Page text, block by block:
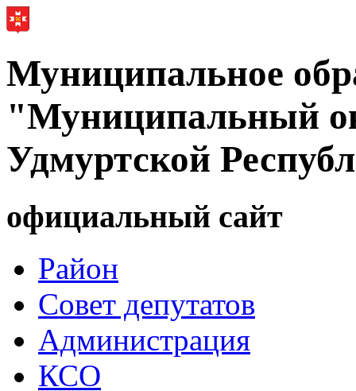
Муниципальное
"Муниципальный
Удмуртской
официальный сайт
Район
Совет депутатов
Администрация
КСО